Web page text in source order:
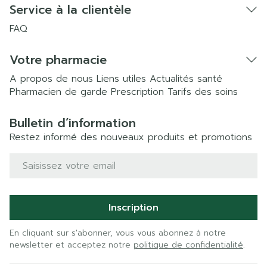
Service à la clientèle
FAQ
Votre pharmacie
A propos de nous Liens utiles Actualités santé
Pharmacien de garde Prescription Tarifs des soins
Bulletin d’information
Restez informé des nouveaux produits et promotions
Adresse mail
Inscription
En cliquant sur s'abonner, vous vous abonnez à notre
newsletter et acceptez notre politique de confidentialité.